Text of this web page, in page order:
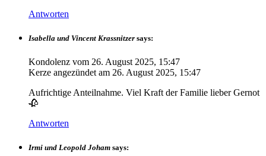
Antworten
Isabella und Vincent Krassnitzer says:
Kondolenz vom 26. August 2025, 15:47
Kerze angezündet am 26. August 2025, 15:47
Aufrichtige Anteilnahme. Viel Kraft der Familie lieber Gernot
🥀
Antworten
Irmi und Leopold Joham says: